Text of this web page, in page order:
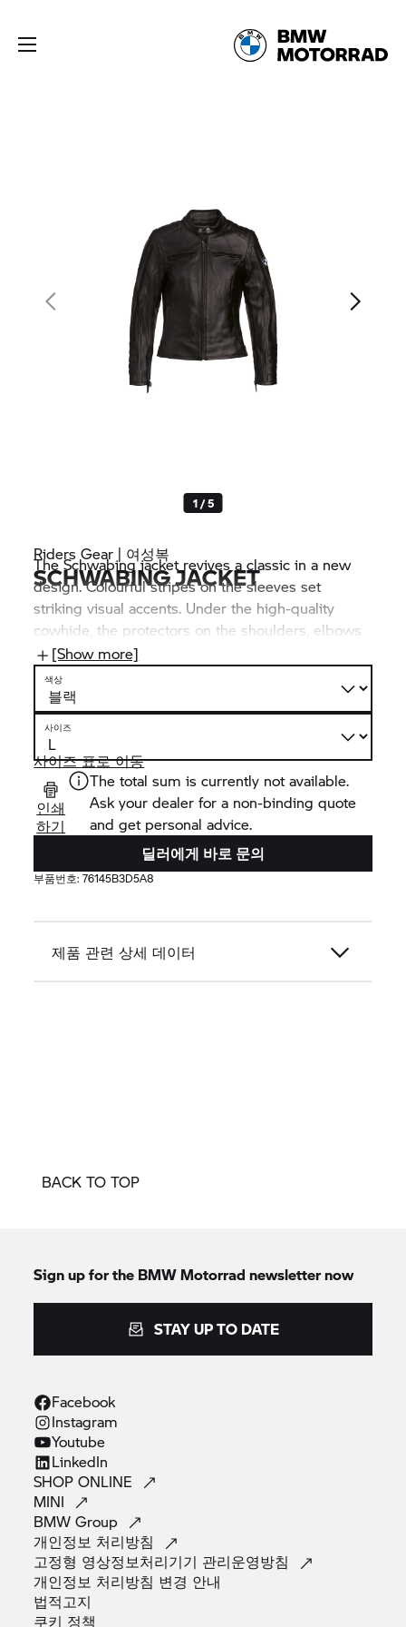
1 / 5
Riders Gear | 여성복
SCHWABING JACKET
The Schwabing jacket revives a classic in a new
design. Colourful stripes on the sleeves set
striking visual accents. Under the high-quality
cowhide, the protectors on the shoulders, elbows
and back (can be retrofitted) ensure safety, while
numerous pockets offer storage options. Several
ventilation options offer increased comfort.
[Show more]
색상
사이즈
사이즈 표로 이동
인쇄
하기
The total sum is currently not available.
Ask your dealer for a non-binding quote
and get personal advice.
딜러에게 바로 문의
부품번호:76145B3D5A8
제품 관련 상세 데이터
BACK TO TOP
Sign up for the BMW Motorrad newsletter now
STAY UP TO DATE
Facebook
Instagram
Youtube
LinkedIn
SHOPONLINE
MINI
BMWGroup
개인정보 처리방침
고정형 영상정보처리기기 관리운영방침
개인정보 처리방침 변경 안내
법적고지
쿠키 정책